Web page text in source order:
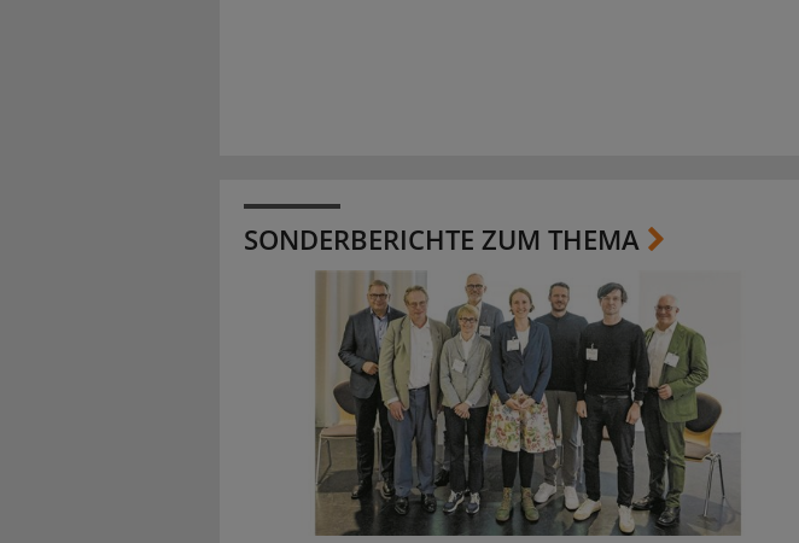
SONDERBERICHTE ZUM THEMA